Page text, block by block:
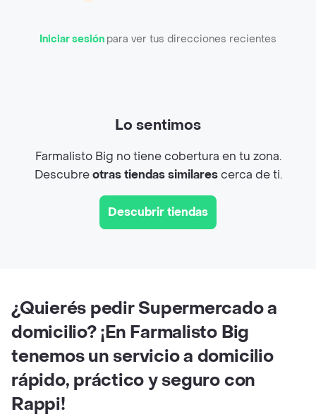
Iniciar sesión para ver tus direcciones recientes
Lo sentimos
Farmalisto Big no tiene cobertura en tu zona.
Descubreotras tiendas similarescerca de ti.
Descubrir tiendas
¿Quierés pedir Supermercado a
domicilio? ¡En Farmalisto Big
tenemos un servicio a domicilio
rápido, práctico y seguro con
Rappi!